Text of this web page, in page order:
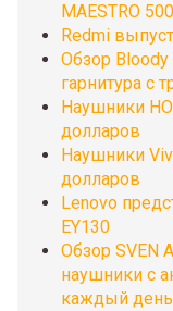
MAESTRO
Redmi
Обзор Bloody
гарнитура с
Наушники
долларов
Наушники
долларов
Lenovo
EY130
Обзор SVEN
наушники с
каждый день